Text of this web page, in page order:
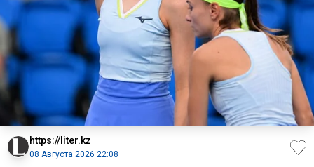
https://liter.kz
08 Августа 2026 22:08